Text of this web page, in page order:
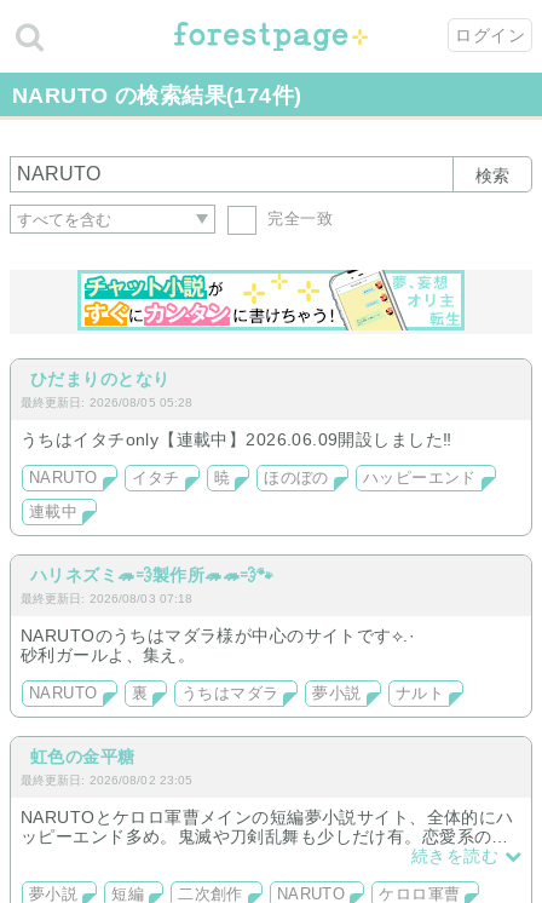
ログイン
NARUTO の検索結果(174件)
検索
完全一致
ひだまりのとなり
最終更新日: 2026/08/05 05:28
うちはイタチonly【連載中】2026.06.09開設しました‼︎
NARUTO イタチ 暁 ほのぼの
ハッピーエンド
連載中
ハリネズミ🦔💨製作所🦔🦔💨🐾
最終更新日: 2026/08/03 07:18
NARUTOのうちはマダラ様が中心のサイトです⟡.·
砂利ガールよ、集え。
NARUTO 裏 うちはマダラ 夢小説 ナルト
虹色の金平糖
最終更新日: 2026/08/02 23:05
NARUTOとケロロ軍曹メインの短編夢小説サイト、全体的にハ
ッピーエンド多め。鬼滅や刀剣乱舞も少しだけ有。恋愛系のお
続きを読む
夢小説 短編 二次創作 NARUTO
ケロロ軍曹